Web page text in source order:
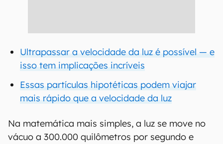
Ultrapassar a velocidade da luz é possível — e
isso tem implicações incríveis
Essas partículas hipotéticas podem viajar
mais rápido que a velocidade da luz
Na matemática mais simples, a luz se move no
vácuo a 300.000 quilômetros por segundo e